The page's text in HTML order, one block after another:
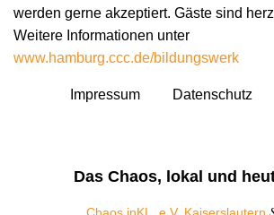
werden gerne akzeptiert. Gäste sind
Weitere Informationen unter
www.hamburg.ccc.de/bildungswerk
Impressum Datenschutz
Das Chaos, lokal und
Chaos inKL. e.V. Kaiserslautern